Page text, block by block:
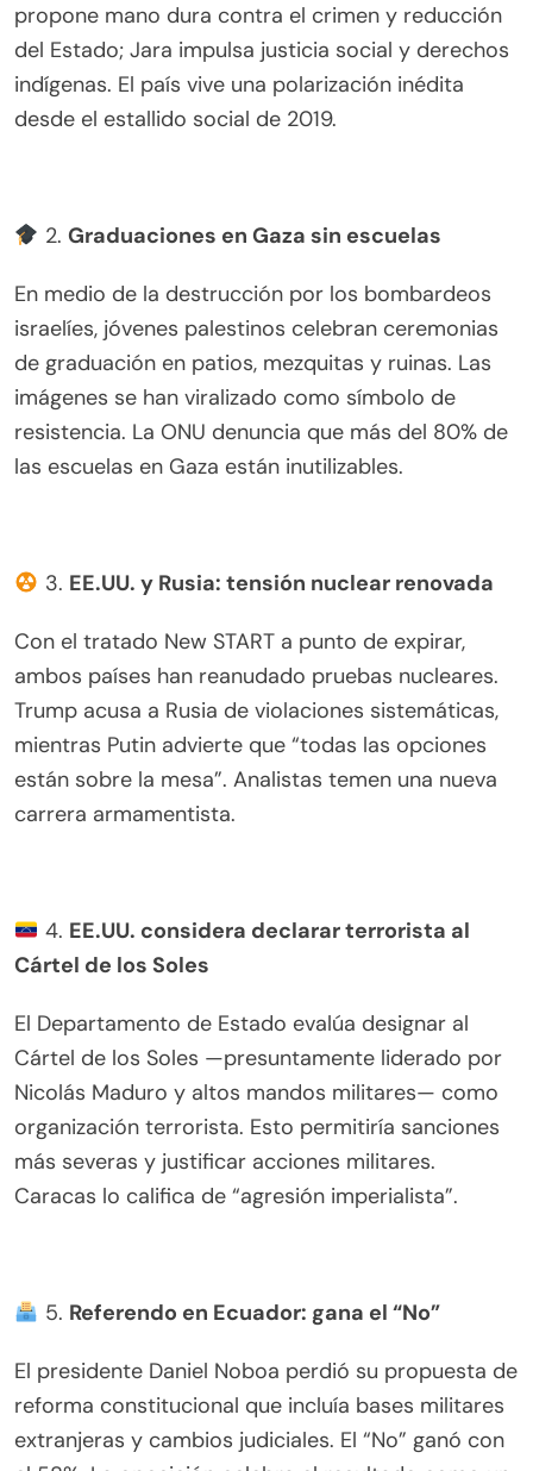
propone mano dura contra el crimen y reducción
del Estado; Jara impulsa justicia social y derechos
indígenas. El país vive una polarización inédita
desde el estallido social de 2019.
2. Graduaciones en Gaza sin escuelas
En medio de la destrucción por los bombardeos
israelíes, jóvenes palestinos celebran ceremonias
de graduación en patios, mezquitas y ruinas. Las
imágenes se han viralizado como símbolo de
resistencia. La ONU denuncia que más del 80% de
las escuelas en Gaza están inutilizables.
3. EE.UU. y Rusia: tensión nuclear renovada
Con el tratado New START a punto de expirar,
ambos países han reanudado pruebas nucleares.
Trump acusa a Rusia de violaciones sistemáticas,
mientras Putin advierte que “todas las opciones
están sobre la mesa”. Analistas temen una nueva
carrera armamentista.
4. EE.UU. considera declarar terrorista al
Cártel de los Soles
El Departamento de Estado evalúa designar al
Cártel de los Soles —presuntamente liderado por
Nicolás Maduro y altos mandos militares— como
organización terrorista. Esto permitiría sanciones
más severas y justificar acciones militares.
Caracas lo califica de “agresión imperialista”.
5. Referendo en Ecuador: gana el “No”
El presidente Daniel Noboa perdió su propuesta de
reforma constitucional que incluía bases militares
extranjeras y cambios judiciales. El “No” ganó con